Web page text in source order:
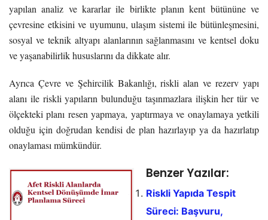
yapılan analiz ve kararlar ile birlikte planın kent bütününe ve
çevresine etkisini ve uyumunu, ulaşım sistemi ile bütünleşmesini,
sosyal ve teknik altyapı alanlarının sağlanmasını ve kentsel doku
ve yaşanabilirlik hususlarını da dikkate alır.
Ayrıca Çevre ve Şehircilik Bakanlığı, riskli alan ve rezerv yapı
alanı ile riskli yapıların bulunduğu taşınmazlara ilişkin her tür ve
ölçekteki planı resen yapmaya, yaptırmaya ve onaylamaya yetkili
olduğu için doğrudan kendisi de plan hazırlayıp ya da hazırlatıp
onaylaması mümkündür.
Benzer Yazılar:
Riskli Yapıda Tespit
Süreci: Başvuru,